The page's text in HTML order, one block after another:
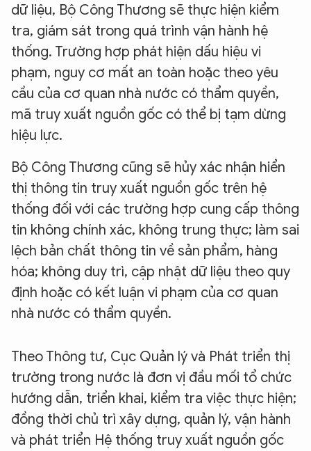
dữ liệu, Bộ Công Thương sẽ thực hiện kiểm
tra, giám sát trong quá trình vận hành hệ
thống. Trường hợp phát hiện dấu hiệu vi
phạm, nguy cơ mất an toàn hoặc theo yêu
cầu của cơ quan nhà nước có thẩm quyền,
mã truy xuất nguồn gốc có thể bị tạm dừng
hiệu lực.
Bộ Công Thương cũng sẽ hủy xác nhận hiển
thị thông tin truy xuất nguồn gốc trên hệ
thống đối với các trường hợp cung cấp thông
tin không chính xác, không trung thực; làm sai
lệch bản chất thông tin về sản phẩm, hàng
hóa; không duy trì, cập nhật dữ liệu theo quy
định hoặc có kết luận vi phạm của cơ quan
nhà nước có thẩm quyền.
Theo Thông tư, Cục Quản lý và Phát triển thị
trường trong nước là đơn vị đầu mối tổ chức
hướng dẫn, triển khai, kiểm tra việc thực hiện;
đồng thời chủ trì xây dựng, quản lý, vận hành
và phát triển Hệ thống truy xuất nguồn gốc